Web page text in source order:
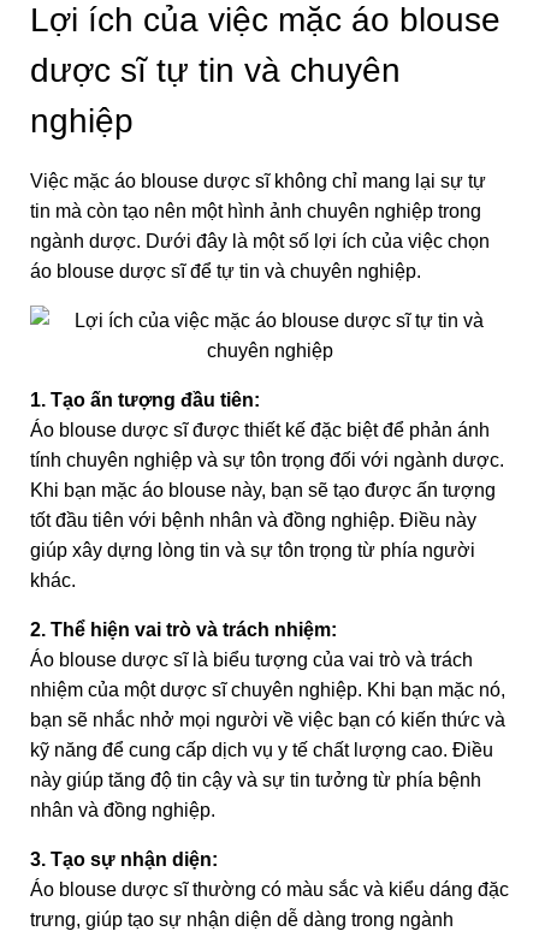
Lợi ích của việc mặc áo blouse
dược sĩ tự tin và chuyên
nghiệp
Việc mặc áo blouse dược sĩ không chỉ mang lại sự tự
tin mà còn tạo nên một hình ảnh chuyên nghiệp trong
ngành dược. Dưới đây là một số lợi ích của việc chọn
áo blouse dược sĩ để tự tin và chuyên nghiệp.
1. Tạo ấn tượng đầu tiên:
Áo blouse dược sĩ được thiết kế đặc biệt để phản ánh
tính chuyên nghiệp và sự tôn trọng đối với ngành dược.
Khi bạn mặc áo blouse này, bạn sẽ tạo được ấn tượng
tốt đầu tiên với bệnh nhân và đồng nghiệp. Điều này
giúp xây dựng lòng tin và sự tôn trọng từ phía người
khác.
2. Thể hiện vai trò và trách nhiệm:
Áo blouse dược sĩ là biểu tượng của vai trò và trách
nhiệm của một dược sĩ chuyên nghiệp. Khi bạn mặc nó,
bạn sẽ nhắc nhở mọi người về việc bạn có kiến thức và
kỹ năng để cung cấp dịch vụ y tế chất lượng cao. Điều
này giúp tăng độ tin cậy và sự tin tưởng từ phía bệnh
nhân và đồng nghiệp.
3. Tạo sự nhận diện:
Áo blouse dược sĩ thường có màu sắc và kiểu dáng đặc
trưng, giúp tạo sự nhận diện dễ dàng trong ngành